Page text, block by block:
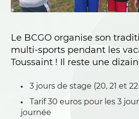
Le BCGO organise son
multi-sports pendant les
Toussaint ! Il reste une
3 jours de stage (20, 21 et
Tarif 30 euros pour les 3
journée